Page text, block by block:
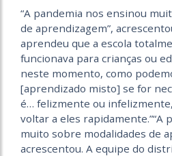
“A pandemia nos ensinou
de aprendizagem”,
aprendeu que a escola
funcionava para crianças ou
neste momento, como
[aprendizado misto] se for
é… felizmente ou
voltar a eles rapidamente.”“A
muito sobre modalidades de
acrescentou. A equipe do